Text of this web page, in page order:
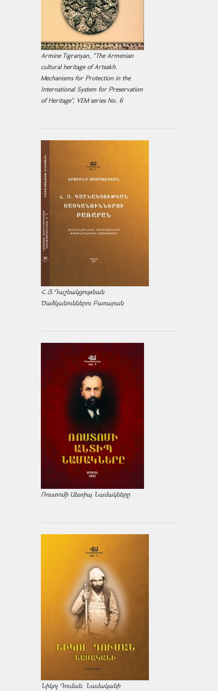
Armine Tigranyan, "The Armenian
cultural heritage of Artsakh.
Mechanisms for Protection in the
International System for Preservation
of Heritage", VEM series No. 6
Հ.Յ.Դաշնակցութեան
Ծածկանուններու Բառարան
Ռոստոմի Անտիպ Նամակները
Նիկոլ Դուման. Նամականի